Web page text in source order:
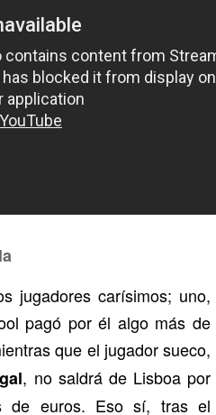
jugadores carísimos; uno,
pagó por él algo más de
que el jugador sueco,
, no saldrá de Lisboa por
de euros. Eso sí, tras el